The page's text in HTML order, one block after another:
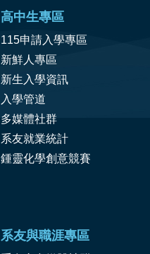
高中生專區
115申請入學專區
新鮮人專區
新生入學資訊
入學管道
多媒體社群
系友就業統計
鍾靈化學創意競賽
系友與職涯專區